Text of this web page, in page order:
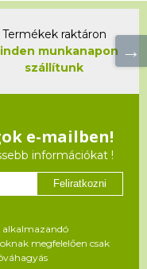
Termékek raktáron
munkanapon
szállítunk
e-mailben!
információkat !
Feliratkozni
alkalmazandó
megfelelően csak